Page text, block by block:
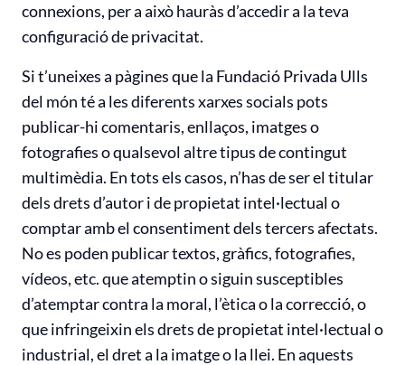
connexions, per a això hauràs d’accedir a la teva
configuració de privacitat.
Si t’uneixes a pàgines que la Fundació Privada Ulls
del món té a les diferents xarxes socials pots
publicar-hi comentaris, enllaços, imatges o
fotografies o qualsevol altre tipus de contingut
multimèdia. En tots els casos, n’has de ser el titular
dels drets d’autor i de propietat intel·lectual o
comptar amb el consentiment dels tercers afectats.
No es poden publicar textos, gràfics, fotografies,
vídeos, etc. que atemptin o siguin susceptibles
d’atemptar contra la moral, l’ètica o la correcció, o
que infringeixin els drets de propietat intel·lectual o
industrial, el dret a la imatge o la llei. En aquests